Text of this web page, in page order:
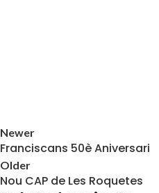
Newer
Franciscans 50è Aniversari
Older
Nou CAP de Les Roquetes